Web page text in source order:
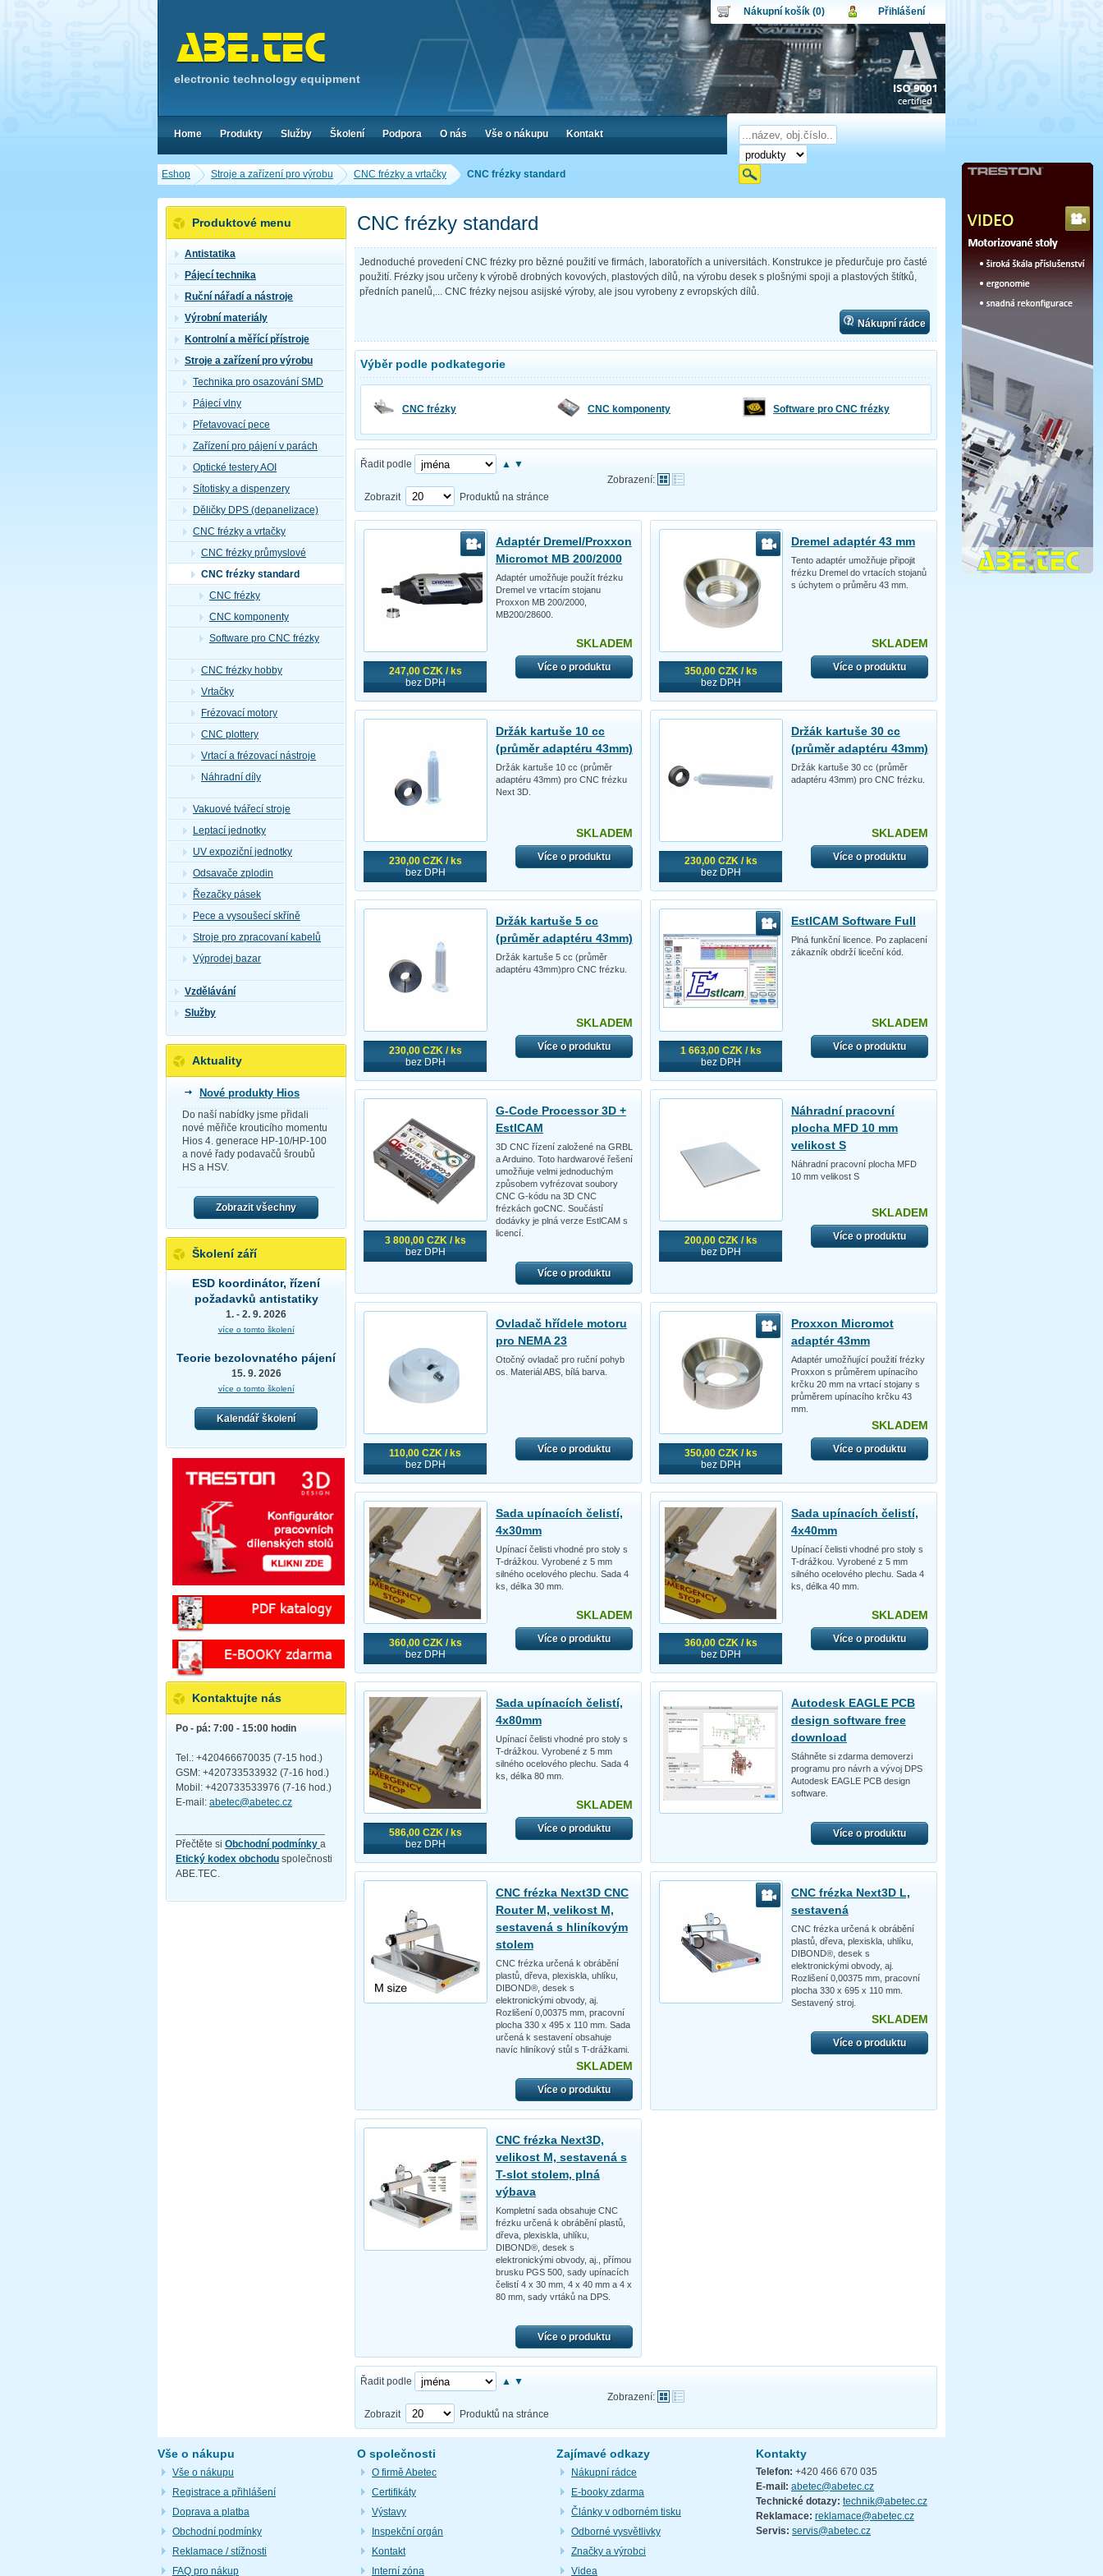
Eshop Stroje a zařízení pro výrobu CNC frézky a vrtačky CNC frézky standard
CNC frézky standard
Jednoduché provedení CNC frézky pro bězné použití ve firmách, laboratořích a universitách. Konstrukce je předurčuje pro časté
použití. Frézky jsou určeny k výrobě drobných kovových, plastových dílů, na výrobu desek s plošnými spoji a plastových štítků,
předních panelů,... CNC frézky nejsou asijské výroby, ale jsou vyrobeny z evropských dílů.
Nákupní rádce
Výběr podle podkategorie
CNC frézky CNC komponenty Software pro CNC frézky
Řadit podle ▲ ▼
Zobrazení:
Zobrazit
Produktů na stránce
247,00 CZK / ks
bez DPH
Adaptér Dremel/Proxxon
Micromot MB 200/2000
Adaptér umožňuje použít frézku
Dremel ve vrtacím stojanu
Proxxon MB 200/2000,
MB200/28600.
SKLADEM
Více o produktu
350,00 CZK / ks
bez DPH
Dremel adaptér 43 mm
Tento adaptér umožňuje připojit
frézku Dremel do vrtacích stojanů
s úchytem o průměru 43 mm.
SKLADEM
Více o produktu
230,00 CZK / ks
bez DPH
Držák kartuše 10 cc
(průměr adaptéru 43mm)
Držák kartuše 10 cc (průměr
adaptéru 43mm) pro CNC frézku
Next 3D.
SKLADEM
Více o produktu
230,00 CZK / ks
bez DPH
Držák kartuše 30 cc
(průměr adaptéru 43mm)
Držák kartuše 30 cc (průměr
adaptéru 43mm) pro CNC frézku.
SKLADEM
Více o produktu
230,00 CZK / ks
bez DPH
Držák kartuše 5 cc
(průměr adaptéru 43mm)
Držák kartuše 5 cc (průměr
adaptéru 43mm)pro CNC frézku.
SKLADEM
Více o produktu
1 663,00 CZK / ks
bez DPH
EstlCAM Software Full
Plná funkční licence. Po zaplacení
zákazník obdrží liceční kód.
SKLADEM
Více o produktu
3 800,00 CZK / ks
bez DPH
G-Code Processor 3D +
EstlCAM
3D CNC řízení založené na GRBL
a Arduino. Toto hardwarové řešení
umožňuje velmi jednoduchým
způsobem vyfrézovat soubory
CNC G-kódu na 3D CNC
frézkách goCNC. Součástí
dodávky je plná verze EstlCAM s
licencí.
Více o produktu
200,00 CZK / ks
bez DPH
Náhradní pracovní
plocha MFD 10 mm
velikost S
Náhradní pracovní plocha MFD
10 mm velikost S
SKLADEM
Více o produktu
110,00 CZK / ks
bez DPH
Ovladač hřídele motoru
pro NEMA 23
Otočný ovladač pro ruční pohyb
os. Materiál ABS, bílá barva.
Více o produktu
350,00 CZK / ks
bez DPH
Proxxon Micromot
adaptér 43mm
Adaptér umožňující použití frézky
Proxxon s průměrem upínacího
krčku 20 mm na vrtací stojany s
průměrem upínacího krčku 43
mm.
SKLADEM
Více o produktu
360,00 CZK / ks
bez DPH
Sada upínacích čelistí,
4x30mm
Upínací čelisti vhodné pro stoly s
T-drážkou. Vyrobené z 5 mm
silného ocelového plechu. Sada 4
ks, délka 30 mm.
SKLADEM
Více o produktu
360,00 CZK / ks
bez DPH
Sada upínacích čelistí,
4x40mm
Upínací čelisti vhodné pro stoly s
T-drážkou. Vyrobené z 5 mm
silného ocelového plechu. Sada 4
ks, délka 40 mm.
SKLADEM
Více o produktu
586,00 CZK / ks
bez DPH
Sada upínacích čelistí,
4x80mm
Upínací čelisti vhodné pro stoly s
T-drážkou. Vyrobené z 5 mm
silného ocelového plechu. Sada 4
ks, délka 80 mm.
SKLADEM
Více o produktu
Autodesk EAGLE PCB
design software free
download
Stáhněte si zdarma demoverzi
programu pro návrh a vývoj DPS
Autodesk EAGLE PCB design
software.
Více o produktu
CNC frézka Next3D CNC
Router M, velikost M,
sestavená s hliníkovým
stolem
CNC frézka určená k obrábění
plastů, dřeva, plexiskla, uhlíku,
DIBOND®, desek s
elektronickými obvody, aj.
Rozlišení 0,00375 mm, pracovní
plocha 330 x 495 x 110 mm. Sada
určená k sestavení obsahuje
navíc hliníkový stůl s T-drážkami.
SKLADEM
Více o produktu
CNC frézka Next3D L,
sestavená
CNC frézka určená k obrábění
plastů, dřeva, plexiskla, uhlíku,
DIBOND®, desek s
elektronickými obvody, aj.
Rozlišení 0,00375 mm, pracovní
plocha 330 x 695 x 110 mm.
Sestavený stroj.
SKLADEM
Více o produktu
CNC frézka Next3D,
velikost M, sestavená s
T-slot stolem, plná
výbava
Kompletní sada obsahuje CNC
frézku určená k obrábění plastů,
dřeva, plexiskla, uhlíku,
DIBOND®, desek s
elektronickými obvody, aj., přímou
brusku PGS 500, sady upínacích
čelistí 4 x 30 mm, 4 x 40 mm a 4 x
80 mm, sady vrtáků na DPS.
Více o produktu
Řadit podle ▲ ▼
Zobrazení:
Zobrazit
Produktů na stránce
Produktové menu
Antistatika
Pájecí technika
Ruční nářadí a nástroje
Výrobní materiály
Kontrolní a měřící přístroje
Stroje a zařízení pro výrobu
Technika pro osazování SMD
Pájecí vlny
Přetavovací pece
Zařízení pro pájení v parách
Optické testery AOI
Sítotisky a dispenzery
Děličky DPS (depanelizace)
CNC frézky a vrtačky
CNC frézky průmyslové
CNC frézky standard
CNC frézky
CNC komponenty
Software pro CNC frézky
CNC frézky hobby
Vrtačky
Frézovací motory
CNC plottery
Vrtací a frézovací nástroje
Náhradní díly
Vakuové tvářecí stroje
Leptací jednotky
UV expoziční jednotky
Odsavače zplodin
Řezačky pásek
Pece a vysoušecí skříně
Stroje pro zpracovaní kabelů
Výprodej bazar
Vzdělávání
Služby
Aktuality
Nové produkty Hios
Do naší nabídky jsme přidali
nové měřiče krouticího momentu
Hios 4. generace HP-10/HP-100
a nové řady podavačů šroubů
HS a HSV.
Zobrazit všechny
Školení září
ESD koordinátor, řízení
požadavků antistatiky
1. - 2. 9. 2026
více o tomto školení
Teorie bezolovnatého pájení
15. 9. 2026
více o tomto školení
Kalendář školení
Kontaktujte nás
Po - pá: 7:00 - 15:00 hodin
Tel.: +420466670035 (7-15 hod.)
GSM: +420733533932 (7-16 hod.)
Mobil: +420733533976 (7-16 hod.)
E-mail: abetec@abetec.cz
Přečtěte si Obchodní podmínky a
Etický kodex obchodu společnosti
ABE.TEC.
Vše o nákupu
Vše o nákupu
Registrace a přihlášení
Doprava a platba
Obchodní podmínky
Reklamace / stížnosti
FAQ pro nákup
O společnosti
O firmě Abetec
Certifikáty
Výstavy
Inspekční orgán
Kontakt
Interní zóna
Zajímavé odkazy
Nákupní rádce
E-booky zdarma
Články v odborném tisku
Odborné vysvětlivky
Značky a výrobci
Videa
Kontakty
Telefon: +420 466 670 035
E-mail: abetec@abetec.cz
Technické dotazy: technik@abetec.cz
Reklamace: reklamace@abetec.cz
Servis: servis@abetec.cz
electronic technology equipment
Nákupní košík (0)
Nákupní košík je momentálně prázdný.
Obsah košíku
Počet produktů:0
Cena celkem:
0,00 CZK
Přihlášení
Uživatel:
Heslo:
Přihlásit
Zapomenuté heslo Nová registrace
Home Produkty Služby Školení Podpora O nás Vše o nákupu Kontakt